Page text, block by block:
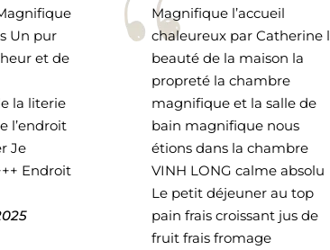
Un pur
et de
la literie
l’endroit
Je
Endroit
Magnifique l’accueil
chaleureux par Catherine
beauté de la maison la
propreté la chambre
magnifique et la salle de
bain magnifique nous
étions dans la chambre
VINH LONG calme absolu
Le petit déjeuner au top
pain frais croissant jus de
fruit frais fromage